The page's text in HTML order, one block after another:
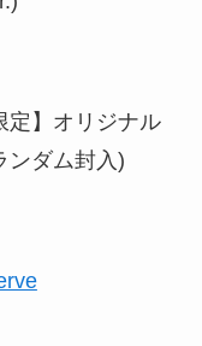
定】オリジナル
ンダム封入)